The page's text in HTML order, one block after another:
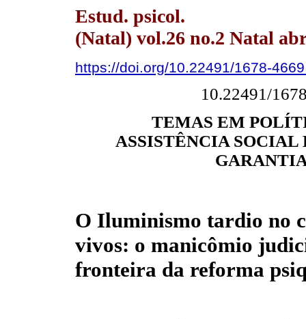
Estud. psicol.
(Natal) vol.26 no.2 Natal
https://doi.org/10.22491/1678-
10.22491/
TEMAS EM
ASSISTÊNCIA SOCIAL
O Iluminismo tardio no
vivos: o manicômio
fronteira da reforma